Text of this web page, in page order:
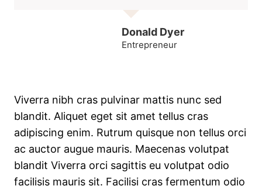
Donald Dyer
Entrepreneur
Viverra nibh cras pulvinar mattis nunc sed
blandit. Aliquet eget sit amet tellus cras
adipiscing enim. Rutrum quisque non tellus orci
ac auctor augue mauris. Maecenas volutpat
blandit Viverra orci sagittis eu volutpat odio
facilisis mauris sit. Facilisi cras fermentum odio